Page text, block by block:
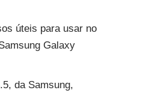
úteis para usar no
Galaxy
da Samsung,